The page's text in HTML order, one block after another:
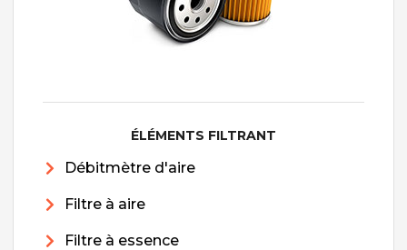
ÉLÉMENTS FILTRANT
Débitmètre d'aire
Filtre à aire
Filtre à essence